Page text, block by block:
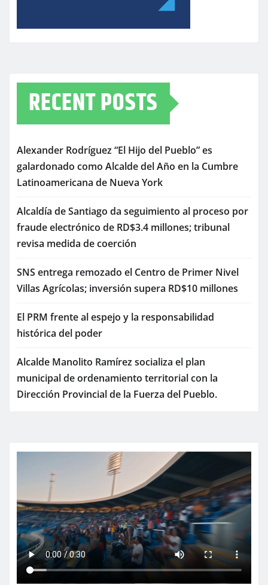
RECENT POSTS
Alexander Rodríguez “El Hijo del Pueblo” es
galardonado como Alcalde del Año en la Cumbre
Latinoamericana de Nueva York
Alcaldía de Santiago da seguimiento al proceso por
fraude electrónico de RD$3.4 millones; tribunal
revisa medida de coerción
SNS entrega remozado el Centro de Primer Nivel
Villas Agrícolas; inversión supera RD$10 millones
El PRM frente al espejo y la responsabilidad
histórica del poder
Alcalde Manolito Ramírez socializa el plan
municipal de ordenamiento territorial con la
Dirección Provincial de la Fuerza del Pueblo.